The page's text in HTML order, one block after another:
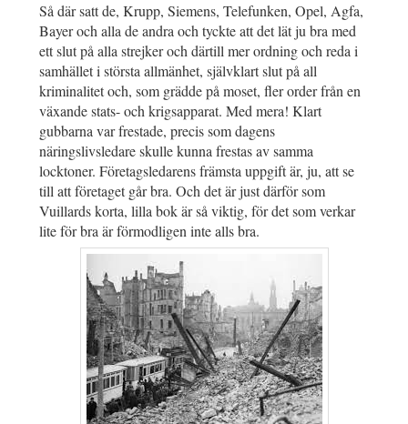
Så där satt de, Krupp, Siemens, Telefunken, Opel, Agfa,
Bayer och alla de andra och tyckte att det lät ju bra med
ett slut på alla strejker och därtill mer ordning och reda i
samhället i största allmänhet, självklart slut på all
kriminalitet och, som grädde på moset, fler order från en
växande stats- och krigsapparat. Med mera! Klart
gubbarna var frestade, precis som dagens
näringslivsledare skulle kunna frestas av samma
locktoner. Företagsledarens främsta uppgift är, ju, att se
till att företaget går bra. Och det är just därför som
Vuillards korta, lilla bok är så viktig, för det som verkar
lite för bra är förmodligen inte alls bra.